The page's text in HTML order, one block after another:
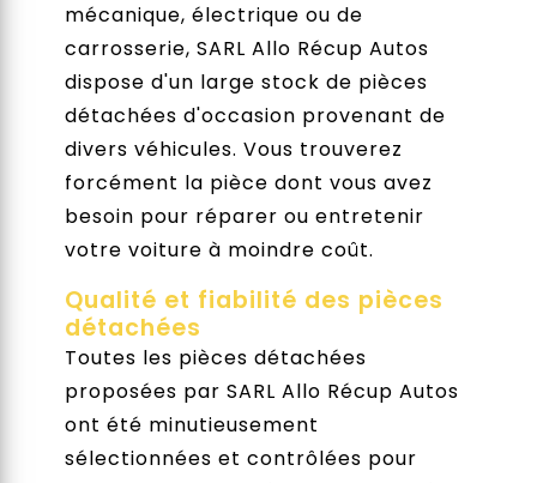
mécanique, électrique ou de
carrosserie, SARL Allo Récup Autos
dispose d'un large stock de pièces
détachées d'occasion provenant de
divers véhicules. Vous trouverez
forcément la pièce dont vous avez
besoin pour réparer ou entretenir
votre voiture à moindre coût.
Qualité et fiabilité des pièces
détachées
Toutes les pièces détachées
proposées par SARL Allo Récup Autos
ont été minutieusement
sélectionnées et contrôlées pour